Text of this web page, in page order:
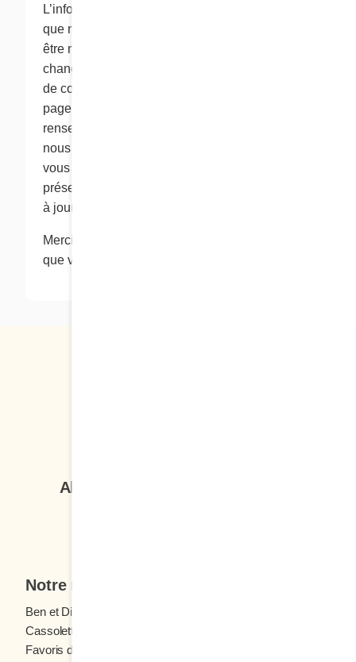
L’information contenue dans ce site Web ainsi
que notre politique de confidentialité peuvent
être modifiées le cas échéant. Tous les
changements à notre politique et à nos pratiques
de confidentialité figureront dans la présente
page pour que vous puissiez savoir quels
renseignements nous recueillons et comment
nous les utilisons et/ou les divulguons. Nous
vous conseillons de vérifier régulièrement la
présente page pour connaître la version la plus
à jour de notre politique de confidentialité.
Merci de visiter notre site Web et de la confiance
que vous témoignez à Cora Déjeuners et dîners.
Abonnez-vous à notre infolettre
Notre menu
Ben et Dictine
Cassolettes
Favoris des ados